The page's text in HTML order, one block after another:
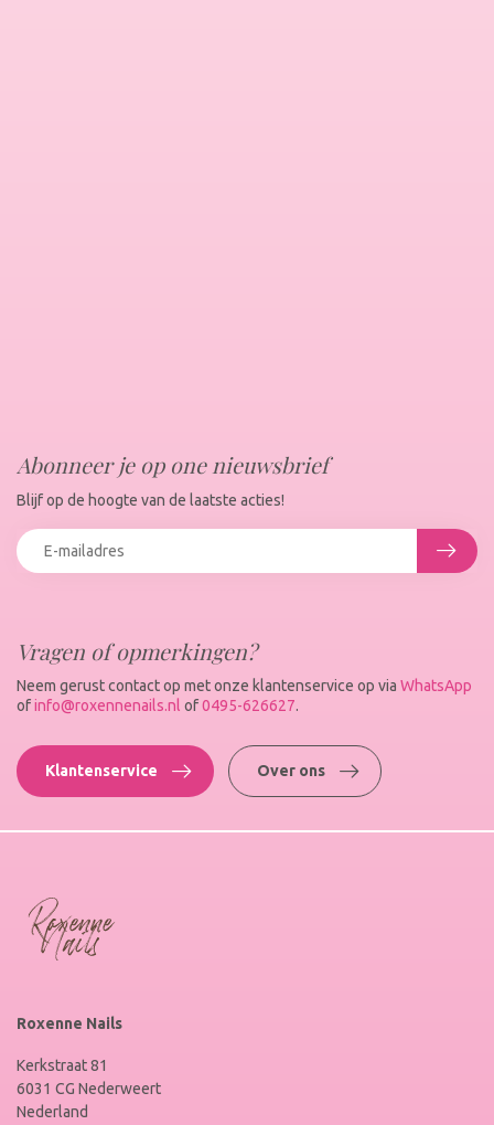
Vragen of opmerkingen?
Neem gerust contact op met onze klantenservice op via WhatsApp
ofinfo@roxennenails.nl of0495-626627.
Klantenservice Over ons
Abonneer je op one nieuwsbrief
Blijf op de hoogte van de laatste acties!
Roxenne Nails
Kerkstraat 81
6031 CG Nederweert
Nederland